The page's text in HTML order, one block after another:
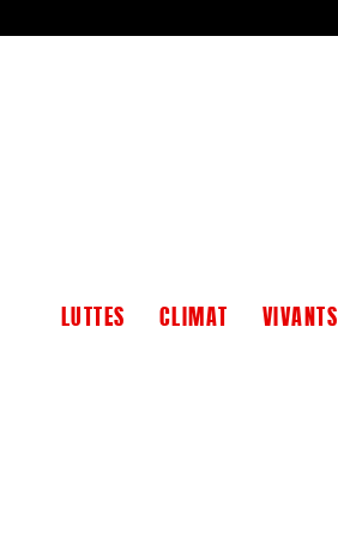
LUTTES CLIMAT VIVANTS